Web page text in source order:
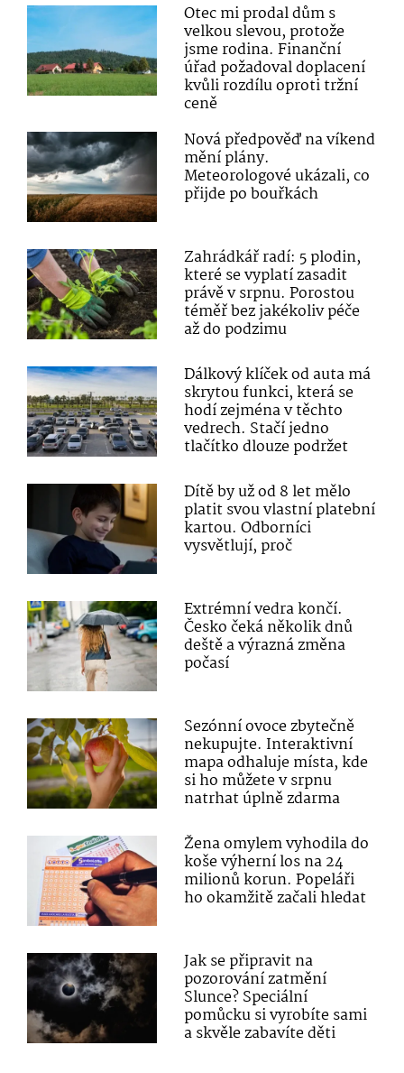
Otec mi prodal dům s
velkou slevou, protože
jsme rodina. Finanční
úřad požadoval doplacení
kvůli rozdílu oproti tržní
ceně
Nová předpověď na víkend
mění plány.
Meteorologové ukázali, co
přijde po bouřkách
Zahrádkář radí: 5 plodin,
které se vyplatí zasadit
právě v srpnu. Porostou
téměř bez jakékoliv péče
až do podzimu
Dálkový klíček od auta má
skrytou funkci, která se
hodí zejména v těchto
vedrech. Stačí jedno
tlačítko dlouze podržet
Dítě by už od 8 let mělo
platit svou vlastní platební
kartou. Odborníci
vysvětlují, proč
Extrémní vedra končí.
Česko čeká několik dnů
deště a výrazná změna
počasí
Sezónní ovoce zbytečně
nekupujte. Interaktivní
mapa odhaluje místa, kde
si ho můžete v srpnu
natrhat úplně zdarma
Žena omylem vyhodila do
koše výherní los na 24
milionů korun. Popeláři
ho okamžitě začali hledat
Jak se připravit na
pozorování zatmění
Slunce? Speciální
pomůcku si vyrobíte sami
a skvěle zabavíte děti